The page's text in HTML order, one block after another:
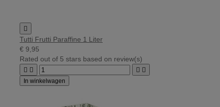

Tutti Frutti Paraffine 1 Liter
€ 9,95
Rated out of 5 stars based on review(s)
   
In winkelwagen